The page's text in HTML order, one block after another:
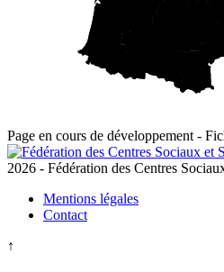
Page en cours de développement -
2026 - Fédération des Centres
Mentions légales
Contact
↑